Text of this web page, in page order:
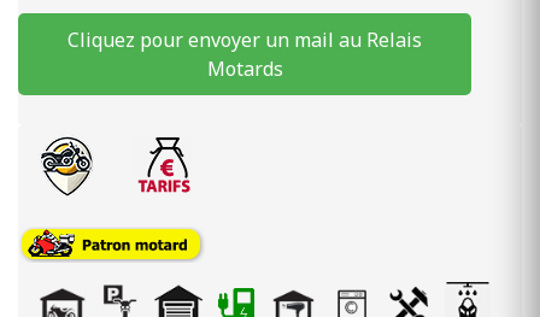
Cliquez pour envoyer un mail au Relais
Motards